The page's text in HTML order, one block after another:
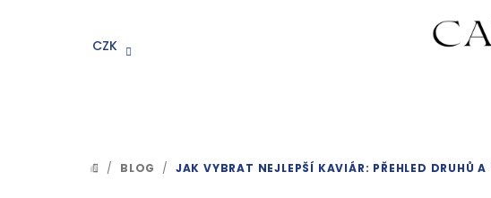
CZK
DOMŮ
/ BLOG / JAK VYBRAT NEJLEPŠÍ KAVIÁR: PŘEHLED DRUHŮ